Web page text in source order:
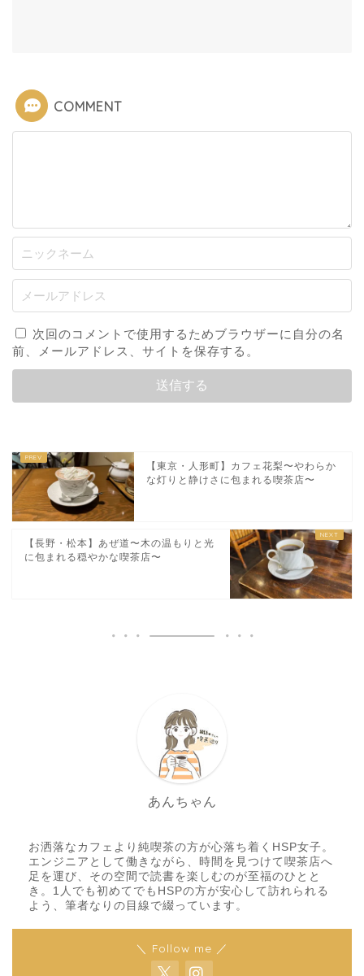
COMMENT
次回のコメントで使用するためブラウザーに自分の名
前、メールアドレス、サイトを保存する。
【東京・人形町】カフェ花梨〜やわらか
な灯りと静けさに包まれる喫茶店〜
【長野・松本】あぜ道〜木の温もりと光
に包まれる穏やかな喫茶店〜
あんちゃん
お洒落なカフェより純喫茶の方が心落ち着くHSP女子。
エンジニアとして働きながら、時間を見つけて喫茶店へ
足を運び、その空間で読書を楽しむのが至福のひとと
き。1人でも初めてでもHSPの方が安心して訪れられる
よう、筆者なりの目線で綴っています。
＼ Follow me ／